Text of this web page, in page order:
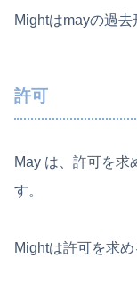
Mightはmayの過去
許可
May は、許可を求
す。
Mightは許可を求め